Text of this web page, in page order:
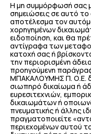
Η μη συμμόρφωσή σας
σημειώσεις σε αυτό
αποτέλεσμα τον
χορηγημένων
ειδοποίηση, και θα
αντίγραφα των
κατοχή σας ή
την περιορισμένη
προηγούμενη
ΜΠΑΚΑΛΟΥΜΗΣ Π. Ο.Ε.
σιωπηρό δικαίωμα ή
ευρεσιτεχνιών,
δικαιωμάτων ή
πνευματικής ή άλλης
πραγματοποιείτε
περιεχομένων αυτού